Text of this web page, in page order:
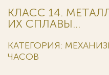
КЛАСС 14.
ИХ СПЛАВЫ...
КАТЕГОРИЯ:
ЧАСОВ